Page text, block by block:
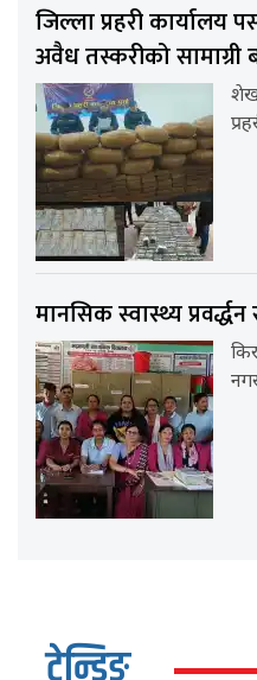
जिल्ला प्रहरी कार्यालय
अवैध तस्करीको सामाग्री
मानसिक स्वास्थ्य